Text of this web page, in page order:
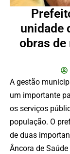
unidade
obras
A gestão
um importante
os serviços
população. O
de duas
Âncora de